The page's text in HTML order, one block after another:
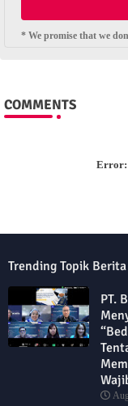
* We promise that we
COMMENTS
Error:
Trending Topik Berita
PT.